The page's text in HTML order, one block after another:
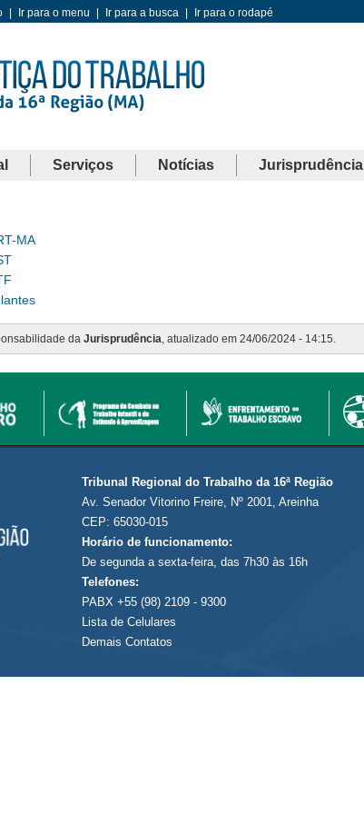
Ir para o menu Ir para a busca Ir para o rodapé
Serviços Notícias Jurisprudência
MA
da Jurisprudência, atualizado em 24/06/2024 - 14:15.
Tribunal Regional do Trabalho da 16ª Região
Av. Senador Vitorino Freire, Nº 2001, Areinha
CEP: 65030-015
Horário de funcionamento:
De segunda a sexta-feira, das 7h30 às 16h
Telefones:
PABX +55 (98) 2109 - 9300
Lista de Celulares
Demais Contatos